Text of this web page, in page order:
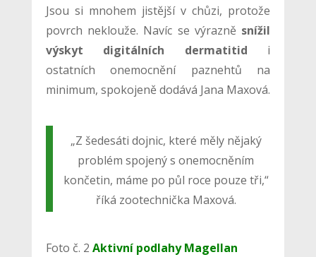
Jsou si mnohem jistější v chůzi, protože
povrch neklouže. Navíc se výrazně snížil
výskyt digitálních dermatitid i
ostatních onemocnění paznehtů na
minimum, spokojeně dodává Jana Maxová.
„Z šedesáti dojnic, které měly nějaký
problém spojený s onemocněním
končetin, máme po půl roce pouze tři,“
říká zootechnička Maxová.
Foto č. 2 Aktivní podlahy Magellan